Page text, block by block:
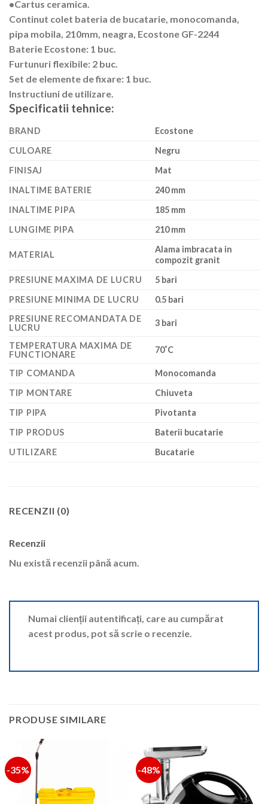
•Cartus ceramica.
Continut colet bateria de bucatarie, monocomanda,
pipa mobila, 210mm, neagra, Ecostone GF-2244
Baterie Ecostone: 1 buc.
Furtunuri flexibile: 2 buc.
Set de elemente de fixare: 1 buc.
Instructiuni de utilizare.
Specificatii tehnice:
BRAND
Ecostone
CULOARE
Negru
FINISAJ
Mat
INALTIME BATERIE
240 mm
INALTIME PIPA
185 mm
LUNGIME PIPA
210 mm
MATERIAL
Alama imbracata in
compozit granit
PRESIUNE MAXIMA DE LUCRU
5 bari
PRESIUNE MINIMA DE LUCRU
0.5 bari
PRESIUNE RECOMANDATA DE
LUCRU
3 bari
TEMPERATURA MAXIMA DE
FUNCTIONARE
70˚C
TIP COMANDA
Monocomanda
TIP MONTARE
Chiuveta
TIP PIPA
Pivotanta
TIP PRODUS
Baterii bucatarie
UTILIZARE
Bucatarie
RECENZII (0)
Recenzii
Nu există recenzii până acum.
Numai clienții autentificați, care au cumpărat
acest produs, pot să scrie o recenzie.
PRODUSE SIMILARE
-35% -48%